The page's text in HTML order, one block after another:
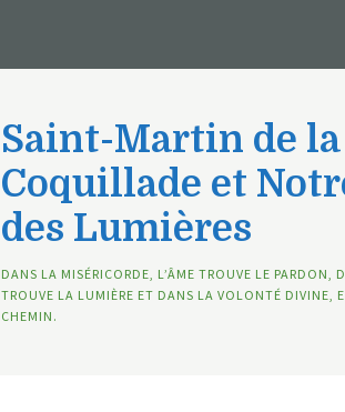
Saint-Martin de la
Coquillade et
des Lumières
DANS LA MISÉRICORDE, L’ÂME TROUVE LE PARDON,
TROUVE LA LUMIÈRE ET DANS LA VOLONTÉ DIVINE,
CHEMIN.